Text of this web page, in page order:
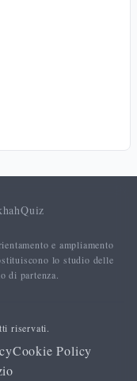
Quiz
e ampliamento
lo studio delle
partenza.
riservati.
Cookie Policy